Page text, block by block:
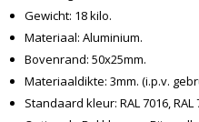
Gewicht: 18 kilo.
Materiaal: Aluminium.
Bovenrand: 50x25mm.
Materiaaldikte: 3mm. (i.p.v.
Standaard kleur: RAL 7016, RAL